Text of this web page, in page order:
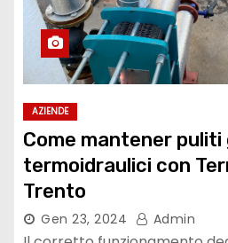
AZIENDE
Come mantener puliti
termoidraulici con
Trento
Gen 23, 2024 Admin